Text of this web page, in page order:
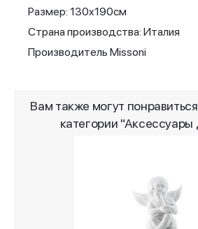
Размер: 130x190см
Страна производства: Италия
Производитель Missoni
Вам также могут
категории